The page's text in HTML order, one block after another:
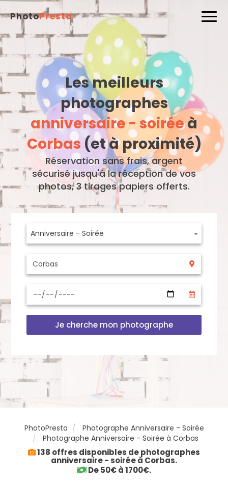
PhotoPresta
Les meilleurs
photographes
anniversaire - soiréeà
Corbas (et à proximité)
Réservation sans frais, argent
sécurisé jusqu'à la réception de vos
photos, 3 tirages papiers offerts.
Anniversaire - Soirée
Je cherche mon photographe
PhotoPresta
Photographe Anniversaire - Soirée
Photographe Anniversaire - Soirée à Corbas
138 offres disponibles de photographes
anniversaire - soirée à Corbas.
De 50€ à 1700€.